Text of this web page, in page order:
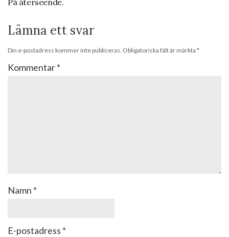
På återseende.
Lämna ett svar
Din e-postadress kommer inte publiceras. Obligatoriska fält är märkta *
Kommentar*
Namn *
E-postadress *